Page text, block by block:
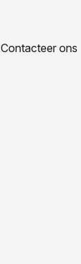
Contacteer ons